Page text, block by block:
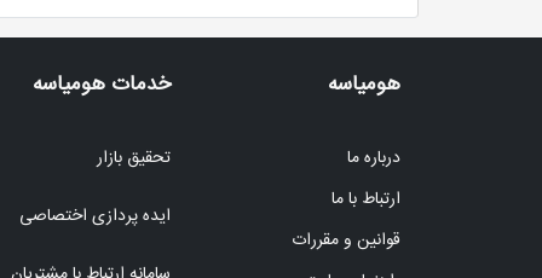
هومیاسه
درباره ما
ارتباط با ما
قوانین و مقررات
خدمات هومیاسه
تحقیق بازار
ایده پردازی اختصاصی